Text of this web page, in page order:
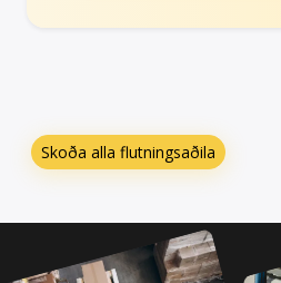
Skoða alla flutningsaðila